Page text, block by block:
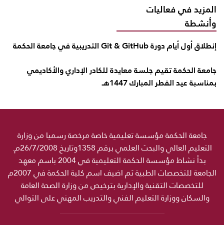
المزيد في فعاليات
وأنشطة
إنطلاق أول أيام دورة Git & GitHub التدريبية في جامعة الحكمة
جامعة الحكمة تقيم جلسة معايدة للكادر الإداري والأكاديمي
بمناسبة عيد الفطر المبارك 1447هـ
جامعة الحكمة مؤسسة تعليمية خاصة مرخصة رسميا من وزارة
التعليم العالي والبحث العلمي برقم 1358وتاريخ 26/7/2008م.
بدأ نشاط مؤسسة الحكمة التعليمية في 2004 باسم معهد
الجامعة للتخصصات الطبية ثم اضيف اسم كلية الحكمة في 2007م
للتخصصات التقنية والإدارية بترخيص من وزارة الصحة العامة
والسكان ووزارة التعليم الفني والتدريب المهني على التوالي